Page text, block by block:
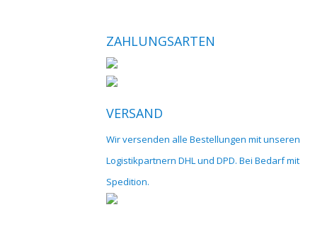
ZAHLUNGSARTEN
VERSAND
Wir versenden alle Bestellungen mit unseren
Logistikpartnern DHL und DPD. Bei Bedarf mit
Spedition.